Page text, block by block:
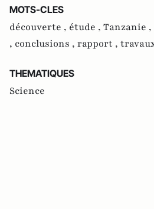
MOTS-CLES
découverte , étude , Tanzanie ,
, conclusions , rapport ,
THEMATIQUES
Science